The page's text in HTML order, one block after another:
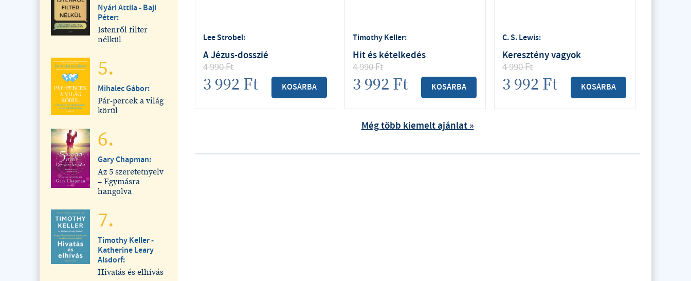
Lee Strobel:
A Jézus-dosszié
4 990Ft
3 992 Ft KOSÁRBA
Timothy Keller:
Hit és kételkedés
4 990Ft
3 992 Ft KOSÁRBA
C. S. Lewis:
Keresztény vagyok
4 990Ft
3 992 Ft KOSÁRBA
Még több kiemelt ajánlat »
Nyári Attila - Baji
Péter:
Istenről filter
nélkül
5.
Mihalec Gábor:
Pár-percek a világ
körül
6.
Gary Chapman:
Az 5 szeretetnyelv
– Egymásra
hangolva
7.
Timothy Keller -
Katherine Leary
Alsdorf:
Hivatás és elhívás